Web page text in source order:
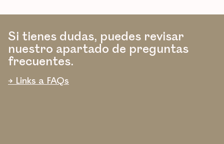
Si tienes dudas, puedes revisar
nuestro apartado de preguntas
frecuentes.
→ Links a FAQs